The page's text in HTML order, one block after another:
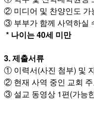
국
주
소
야
즐
성
비
아
탑-
② 미디어 및 찬양인도 가
③ 부부가 함께 사역하실
* 나이는 40세 미만
3. 제출서류
① 이력서(사진 첨부) 및
② 현재 사역 중인 교회
③ 설교 동영상 1편(가능